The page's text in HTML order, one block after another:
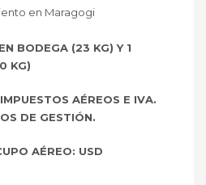
en Maragogi
BODEGA (23 KG) Y 1
KG)
AÉREOS E IVA.
DE GESTIÓN.
AÉREO: USD